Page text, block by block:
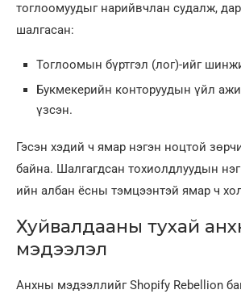
тоглоомуудыг нарийвчлан судалж,
шалгасан:
Тоглоомын бүртгэл (лог)-ийг
Букмекерийн конторуудын үйл
үзсэн.
Гэсэн хэдий ч ямар нэгэн ноцтой
байна. Шалгагдсан тохиолдлуудын
ийн албан ёсны тэмцээнтэй ямар ч
Хуйвалдааны тухай
мэдээлэл
Анхны мэдээллийг Shopify Rebellion